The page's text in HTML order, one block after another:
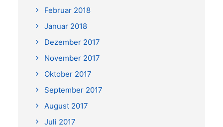
Februar 2018
Januar 2018
Dezember 2017
November 2017
Oktober 2017
September 2017
August 2017
Juli 2017